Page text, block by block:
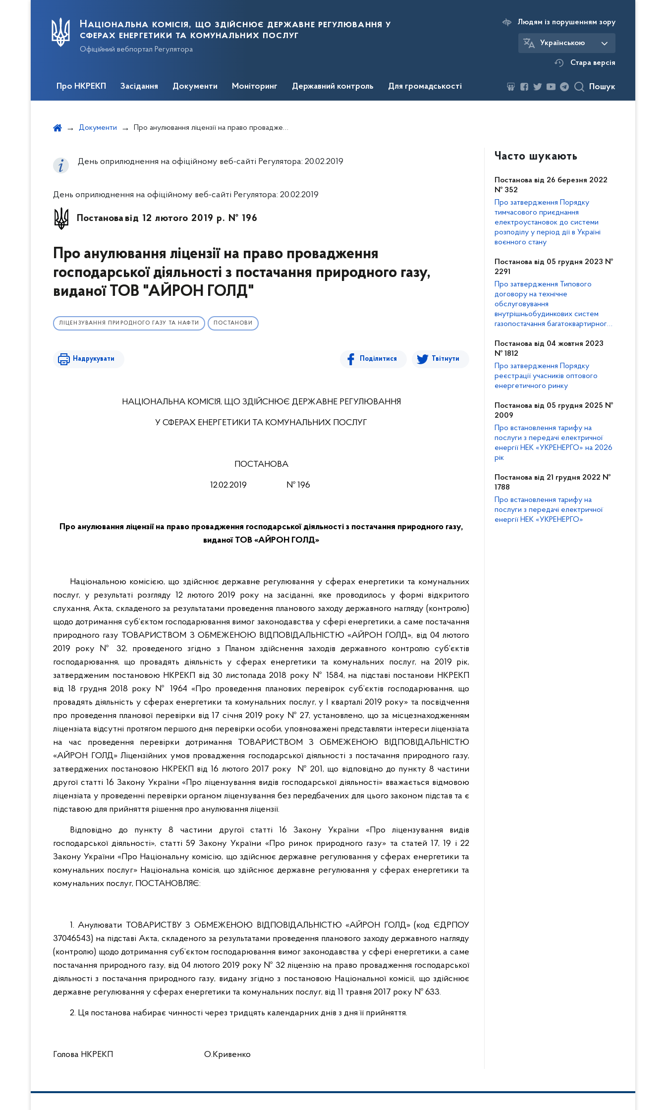
Національна комісія, що здійснює державне регулювання у
сферах енергетики та комунальних послуг
Офіційний вебпортал Регулятора
Людям із порушенням зору
Українською
Стара версія
Про НКРЕКП Засідання Документи Моніторинг Державний контроль Для громадськості Пошук
Документи Про анулювання ліцензії на право провадження господарської діяльності з постачання природного газу, виданої ТОВ "АЙРОН ГОЛД"
День оприлюднення на офіційному веб-сайті Регулятора: 20.02.2019
День оприлюднення на офіційному веб-сайті Регулятора: 20.02.2019
Постанова від 12 лютого 2019 р. № 196
Про анулювання ліцензії на право провадження
господарської діяльності з постачання природного газу,
виданої ТОВ "АЙРОН ГОЛД"
ЛІЦЕНЗУВАННЯ ПРИРОДНОГО ГАЗУ ТА НАФТИ ПОСТАНОВИ
Надрукувати Поділитися Твітнути
НАЦІОНАЛЬНА КОМІСІЯ, ЩО ЗДІЙСНЮЄ ДЕРЖАВНЕ РЕГУЛЮВАННЯ
У СФЕРАХ ЕНЕРГЕТИКИ ТА КОМУНАЛЬНИХ ПОСЛУГ
ПОСТАНОВА
12.02.2019 № 196
Про анулювання ліцензії на право провадження господарської діяльності з постачання природного газу,
виданої ТОВ «АЙРОН ГОЛД»
Національною комісією, що здійснює державне регулювання у сферах енергетики та комунальних
послуг, у результаті розгляду 12 лютого 2019 року на засіданні, яке проводилось у формі відкритого
слухання, Акта, складеного за результатами проведення планового заходу державного нагляду (контролю)
щодо дотримання суб’єктом господарювання вимог законодавства у сфері енергетики, а саме постачання
природного газу ТОВАРИСТВОМ З ОБМЕЖЕНОЮ ВІДПОВІДАЛЬНІСТЮ «АЙРОН ГОЛД», від 04 лютого
2019 року № 32, проведеного згідно з Планом здійснення заходів державного контролю суб’єктів
господарювання, що провадять діяльність у сферах енергетики та комунальних послуг, на 2019 рік,
затвердженим постановою НКРЕКП від 30 листопада 2018 року № 1584, на підставі постанови НКРЕКП
від 18 грудня 2018 року № 1964 «Про проведення планових перевірок суб’єктів господарювання, що
провадять діяльність у сферах енергетики та комунальних послуг, у І кварталі 2019 року» та посвідчення
про проведення планової перевірки від 17 січня 2019 року № 27, установлено, що за місцезнаходженням
ліцензіата відсутні протягом першого дня перевірки особи, уповноважені представляти інтереси ліцензіата
на час проведення перевірки дотримання ТОВАРИСТВОМ З ОБМЕЖЕНОЮ ВІДПОВІДАЛЬНІСТЮ
«АЙРОН ГОЛД» Ліцензійних умов провадження господарської діяльності з постачання природного газу,
затверджених постановою НКРЕКП від 16 лютого 2017 року № 201, що відповідно до пункту 8 частини
другої статті 16 Закону України «Про ліцензування видів господарської діяльності» вважається відмовою
ліцензіата у проведенні перевірки органом ліцензування без передбачених для цього законом підстав та є
підставою для прийняття рішення про анулювання ліцензії.
Відповідно до пункту 8 частини другої статті 16 Закону України «Про ліцензування видів
господарської діяльності», статті 59 Закону України «Про ринок природного газу» та статей 17, 19 і 22
Закону України «Про Національну комісію, що здійснює державне регулювання у сферах енергетики та
комунальних послуг» Національна комісія, що здійснює державне регулювання у сферах енергетики та
комунальних послуг, ПОСТАНОВЛЯЄ:
1. Анулювати ТОВАРИСТВУ З ОБМЕЖЕНОЮ ВІДПОВІДАЛЬНІСТЮ «АЙРОН ГОЛД» (код ЄДРПОУ
37046543) на підставі Акта, складеного за результатами проведення планового заходу державного нагляду
(контролю) щодо дотримання суб’єктом господарювання вимог законодавства у сфері енергетики, а саме
постачання природного газу, від 04 лютого 2019 року № 32 ліцензію на право провадження господарської
діяльності з постачання природного газу, видану згідно з постановою Національної комісії, що здійснює
державне регулювання у сферах енергетики та комунальних послуг, від 11 травня 2017 року № 633.
2. Ця постанова набирає чинності через тридцять календарних днів з дня її прийняття.
Голова НКРЕКП О.Кривенко
Часто шукають
Постанова від 26 березня 2022
№ 352
Про затвердження Порядку
тимчасового приєднання
електроустановок до системи
розподілу у період дії в Україні
воєнного стану
Постанова від 05 грудня 2023 №
2291
Про затвердження Типового
договору на технічне
обслуговування
внутрішньобудинкових систем
газопостачання багатоквартирного
Кодексу газорозподільних систем
Постанова від 04 жовтня 2023
№ 1812
Про затвердження Порядку
реєстрації учасників оптового
енергетичного ринку
Постанова від 05 грудня 2025 №
2009
Про встановлення тарифу на
послуги з передачі електричної
енергії НЕК «УКРЕНЕРГО» на 2026
рік
Постанова від 21 грудня 2022 №
1788
Про встановлення тарифу на
послуги з передачі електричної
енергії НЕК «УКРЕНЕРГО»